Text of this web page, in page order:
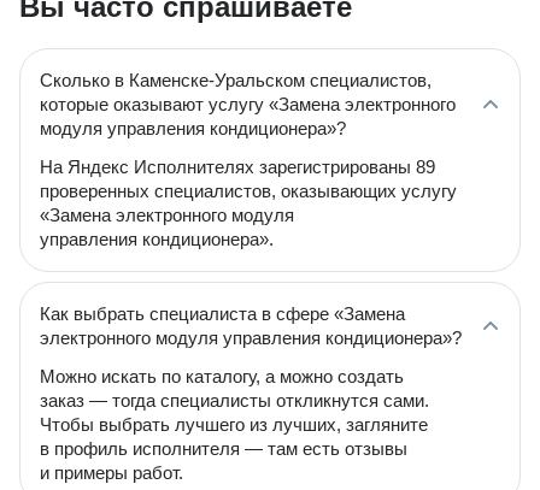
Вы часто спрашиваете
Сколько в Каменске-Уральском специалистов,
которые оказывают услугу «Замена электронного
модуля управления кондиционера»?
На Яндекс Исполнителях зарегистрированы 89
проверенных специалистов, оказывающих услугу
«Замена электронного модуля
управления кондиционера».
Как выбрать специалиста в сфере «Замена
электронного модуля управления кондиционера»?
Можно искать по каталогу, а можно создать
заказ — тогда специалисты откликнутся сами.
Чтобы выбрать лучшего из лучших, загляните
в профиль исполнителя — там есть отзывы
и примеры работ.